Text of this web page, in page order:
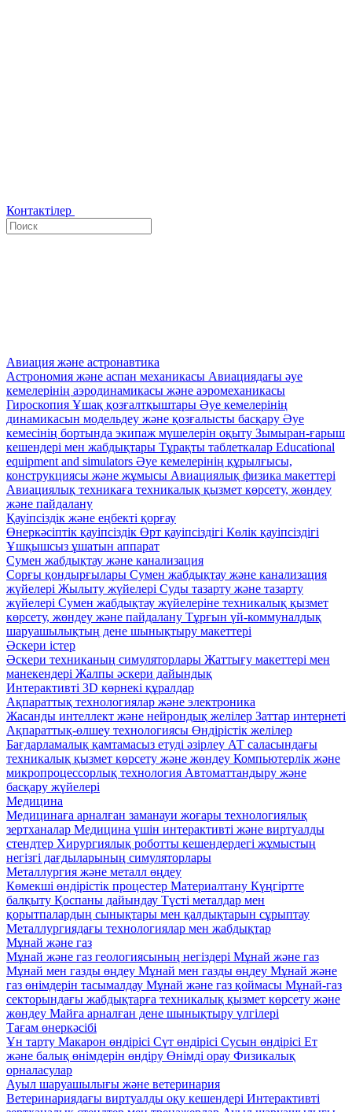
Контактілер
Авиация және астронавтика
Астрономия және аспан механикасы Авиациядағы әуе
кемелерінің аэродинамикасы және аэромеханикасы
Гироскопия Ұшақ қозғалтқыштары Әуе кемелерінің
динамикасын модельдеу және қозғалысты басқару Әуе
кемесінің бортында экипаж мүшелерін оқыту Зымыран-ғарыш
кешендері мен жабдықтары Тұрақты таблеткалар Educational
equipment and simulators Әуе кемелерінің құрылғысы,
конструкциясы және жұмысы Авиациялық физика макеттері
Авиациялық техникаға техникалық қызмет көрсету, жөндеу
және пайдалану
Қауіпсіздік және еңбекті қорғау
Өнеркәсіптік қауіпсіздік Өрт қауіпсіздігі Көлік қауіпсіздігі
Ұшқышсыз ұшатын аппарат
Сумен жабдықтау және канализация
Сорғы қондырғылары Сумен жабдықтау және канализация
жүйелері Жылыту жүйелері Суды тазарту және тазарту
жүйелері Сумен жабдықтау жүйелеріне техникалық қызмет
көрсету, жөндеу және пайдалану Тұрғын үй-коммуналдық
шаруашылықтың дене шынықтыру макеттері
Әскери істер
Әскери техниканың симуляторлары Жаттығу макеттері мен
манекендері Жалпы әскери дайындық
Интерактивті 3D көрнекі құралдар
Ақпараттық технологиялар және электроника
Жасанды интеллект және нейрондық желілер Заттар интернеті
Ақпараттық-өлшеу технологиясы Өндірістік желілер
Бағдарламалық қамтамасыз етуді әзірлеу АТ саласындағы
техникалық қызмет көрсету және жөндеу Компьютерлік және
микропроцессорлық технология Автоматтандыру және
басқару жүйелері
Медицина
Медицинаға арналған заманауи жоғары технологиялық
зертханалар Медицина үшін интерактивті және виртуалды
стендтер Хирургиялық роботты кешендердегі жұмыстың
негізгі дағдыларының симуляторлары
Металлургия және металл өңдеу
Көмекші өндірістік процестер Материалтану Күңгіртте
балқыту Қоспаны дайындау Түсті металдар мен
қорытпалардың сынықтары мен қалдықтарын сұрыптау
Металлургиядағы технологиялар мен жабдықтар
Мұнай және газ
Мұнай және газ геологиясының негіздері Мұнай және газ
Мұнай мен газды өңдеу Мұнай мен газды өңдеу Мұнай және
газ өнімдерін тасымалдау Мұнай және газ қоймасы Мұнай-газ
секторындағы жабдықтарға техникалық қызмет көрсету және
жөндеу Майға арналған дене шынықтыру үлгілері
Тағам өнеркәсібі
Ұн тарту Макарон өндірісі Сүт өндірісі Сусын өндірісі Ет
және балық өнімдерін өндіру Өнімді орау Физикалық
орналасулар
Ауыл шаруашылығы және ветеринария
Ветеринариядағы виртуалды оқу кешендері Интерактивті